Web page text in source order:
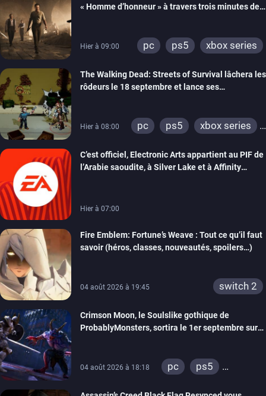
« Homme d’honneur » à travers trois minutes de
Hier à 09:00 pc ps5 xbox series
The Walking Dead: Streets of Survival lâchera les
rôdeurs le 18 septembre et lance ses
Hier à 08:00 pc ps5
xbox series
C’est officiel, Electronic Arts appartient au PIF de
l’Arabie saoudite, à Silver Lake et à Affinity
Hier à 07:00
Fire Emblem: Fortune’s Weave : Tout ce qu’il faut
savoir (héros, classes, nouveautés, spoilers…)
04 août 2026 à 19:45 switch 2
Crimson Moon, le Soulslike gothique de
ProbablyMonsters, sortira le 1er septembre sur
04 août 2026 à 18:18 pc
ps5